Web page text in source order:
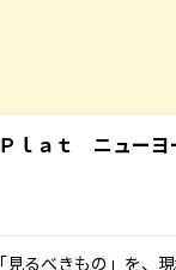
ｌａｔ ニューヨ
見るべきもの」を、